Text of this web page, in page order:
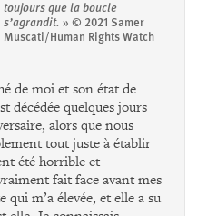
toujours que la boucle
s’agrandit. » © 2021 Samer
Muscati/Human Rights Watch
de moi et son état de
décédée quelques jours
alors que nous
tout juste à établir
été horrible et
fait face avant mes
m’a élevée, et elle a su